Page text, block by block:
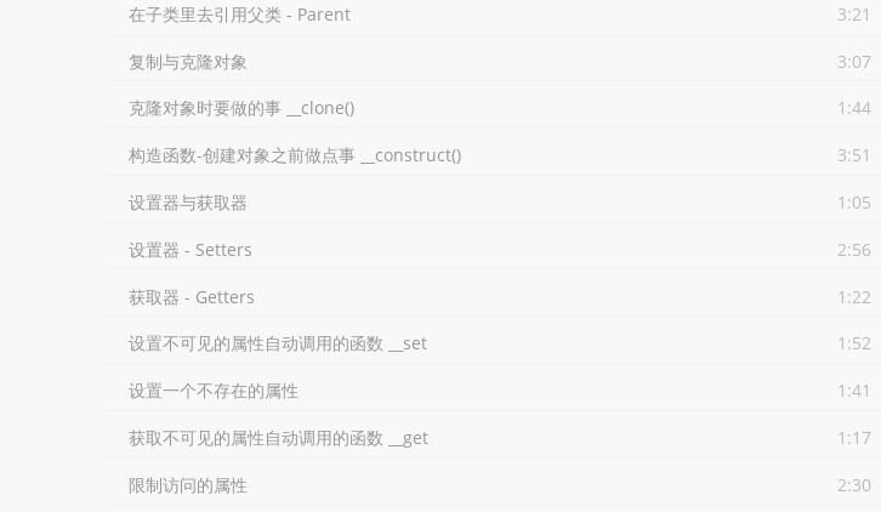
在子类里去引用父类 - Parent 3:21
复制与克隆对象 3:07
克隆对象时要做的事 __clone() 1:44
构造函数-创建对象之前做点事 __construct() 3:51
设置器与获取器 1:05
设置器 - Setters 2:56
获取器 - Getters 1:22
设置不可见的属性自动调用的函数 __set 1:52
设置一个不存在的属性 1:41
获取不可见的属性自动调用的函数 __get 1:17
限制访问的属性 2:30